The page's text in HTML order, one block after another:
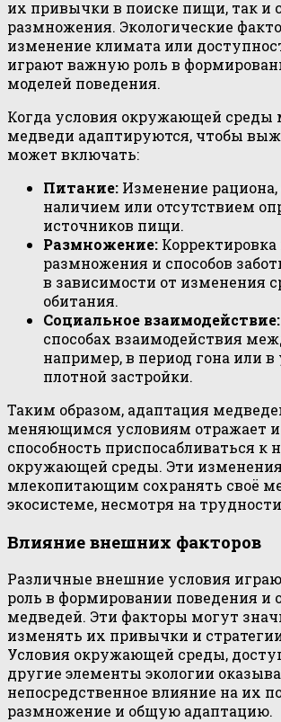
их привычки в поиске пищи, так и
размножения. Экологические
изменение климата или
играют важную роль в
моделей поведения.
Когда условия окружающей среды
медведи адаптируются, чтобы
может включать:
Питание: Изменение рациона,
наличием или отсутствием
источников пищи.
Размножение: Корректировка
размножения и способов
в зависимости от изменения
обитания.
Социальное взаимодействие:
способах взаимодействия
например, в период гона или в
плотной застройки.
Таким образом, адаптация
меняющимся условиям отражает
способность приспосабливаться
окружающей среды. Эти
млекопитающим сохранять своё
экосистеме, несмотря на
Влияние внешних факторов
Различные внешние условия
роль в формировании поведения и
медведей. Эти факторы могут
изменять их привычки и
Условия окружающей среды,
другие элементы экологии
непосредственное влияние на их
размножение и общую адаптацию.